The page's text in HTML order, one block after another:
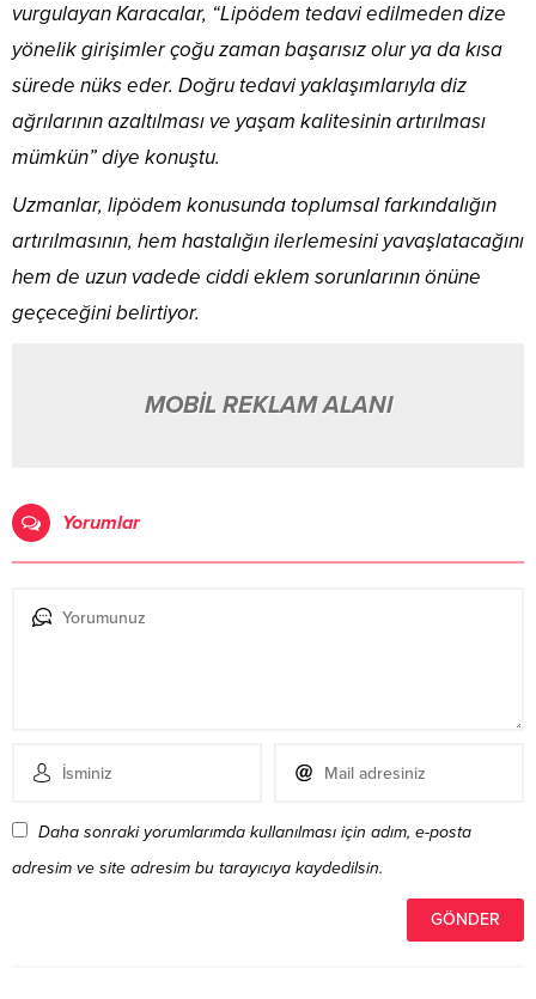
vurgulayan Karacalar, “Lipödem tedavi edilmeden dize
yönelik girişimler çoğu zaman başarısız olur ya da kısa
sürede nüks eder. Doğru tedavi yaklaşımlarıyla diz
ağrılarının azaltılması ve yaşam kalitesinin artırılması
mümkün” diye konuştu.
Uzmanlar, lipödem konusunda toplumsal farkındalığın
artırılmasının, hem hastalığın ilerlemesini yavaşlatacağını
hem de uzun vadede ciddi eklem sorunlarının önüne
geçeceğini belirtiyor.
MOBİL REKLAM ALANI
Yorumlar
Daha sonraki yorumlarımda kullanılması için adım, e-posta
adresim ve site adresim bu tarayıcıya kaydedilsin.